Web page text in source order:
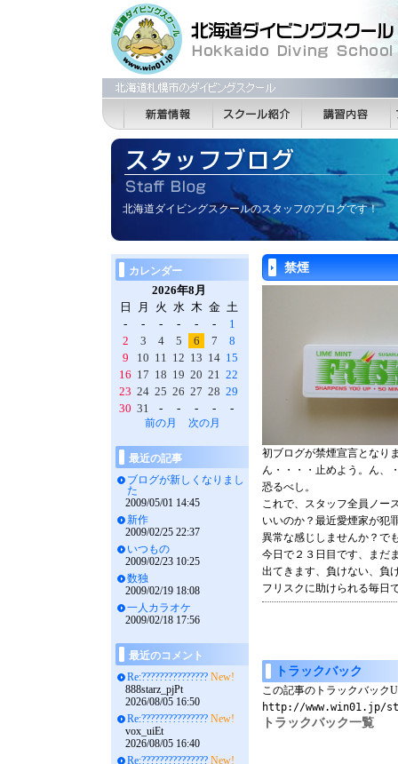
北海道ダイビングスクールのスタッフのブログです！
禁煙
初ブログが禁煙宣言となり
ん・・・・止めよう。ん、
恐るべし。
これで、スタッフ全員ノー
いいのか？最近愛煙家が犯
異常な感じしませんか？で
今日で２３日目です、まだ
出てきます、負けない、負
フリスクに助けられる毎日
トラックバック
この記事のトラックバック
http://
トラックバック一覧
カレンダー
2026年8月
日
月 火 水 木 金 土
-
- - - - -
1
2
3 4 5 6 7
8
9
10 11 12 13 14 15
16 17 18 19 20 21 22
23 24 25 26 27 28 29
30 31 - - - - -
前の月 次の月
最近の記事
ブログが新しくなりまし
た
2009/05/01 14:45
新作
2009/02/25 22:37
いつもの
2009/02/23 10:25
数独
2009/02/19 18:08
一人カラオケ
2009/02/18 17:56
最近のコメント
Re:??????????????? New!
888starz_pjPt
2026/08/05 16:50
Re:??????????????? New!
vox_uiEt
2026/08/05 16:40
Re:??????????????? New!